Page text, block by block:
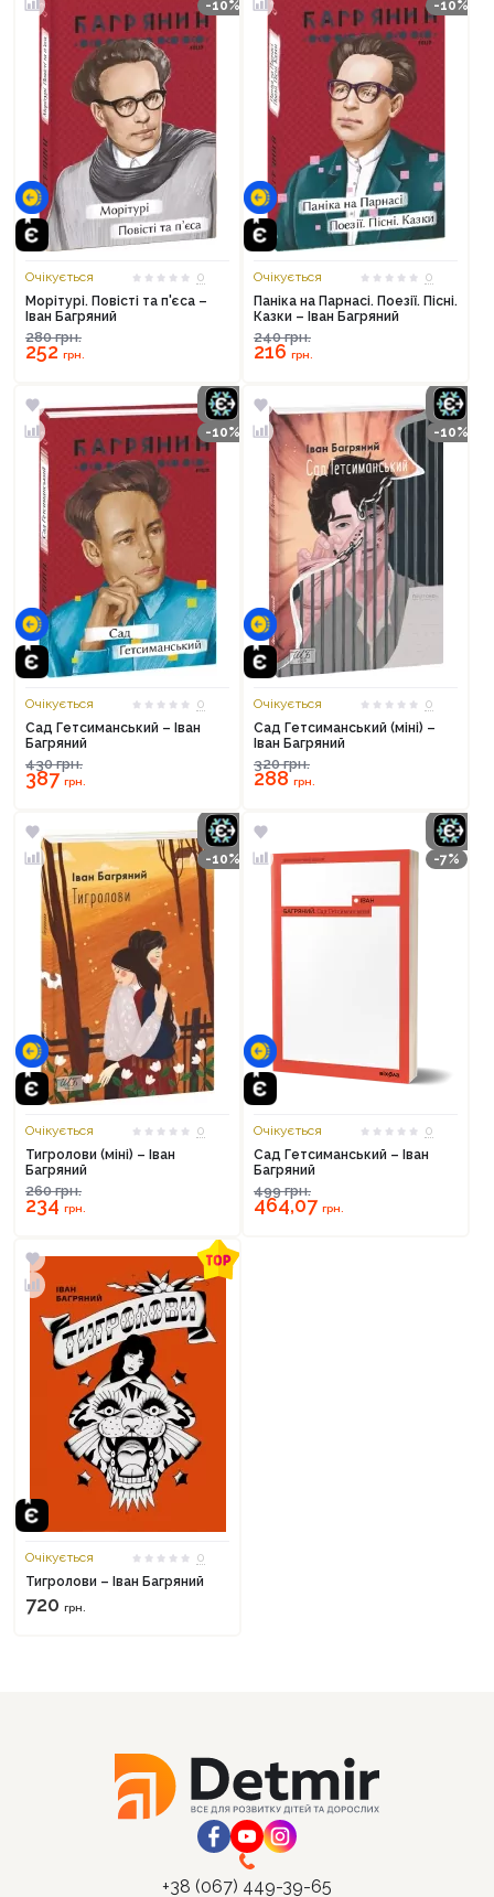
-10%
Очікується
0
Морітурі. Повісті та п'єса –
Іван Багряний
280грн.
252грн.
-10%
Очікується
0
Паніка на Парнасі. Поезії. Пісні.
Казки – Іван Багряний
240грн.
216грн.
-10%
Очікується
0
Сад Гетсиманський – Іван
Багряний
430грн.
387грн.
-10%
Очікується
0
Сад Гетсиманський (міні) –
Іван Багряний
320грн.
288грн.
-10%
Очікується
0
Тигролови (міні) – Іван
Багряний
260грн.
234грн.
-7%
Очікується
0
Сад Гетсиманський – Іван
Багряний
499грн.
464,07 грн.
Очікується
0
Тигролови – Іван Багряний
720 грн.
+38 (067) 449-39-65
Продовжити покупки
Оформити замовлення